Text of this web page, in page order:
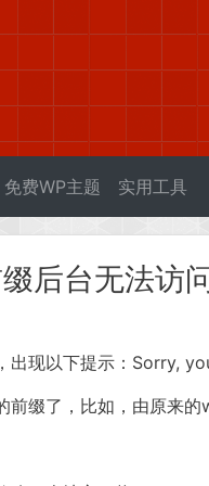
免费WP主题 实用工具
后台无法访
出现以下提示：Sorry,
缀了，比如，由原来的